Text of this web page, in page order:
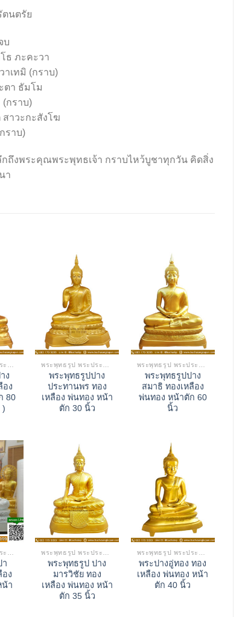
นตรัย
บ
ธ ภะคะวา
เทมิ (กราบ)
ตา ธัมโม
กราบ)
าวะกะสังโฆ
ราบ)
ถึงพระคุณพระพุทธเจ้า กราบไหว้บูชาทุกวัน คิดสิ่ง
า
ง
อง
80
)
พระพุทธรูปปาง
ประทานพร ทอง
เหลือง พ่นทอง หน้า
ตัก 30 นิ้ว
พระพุทธรูปปาง
สมาธิ ทองเหลือง
พ่นทอง หน้าตัก 60
นิ้ว
า
อง
า
พระพุทธรูป ปาง
มารวิชัย ทอง
เหลือง พ่นทอง หน้า
ตัก 35 นิ้ว
พระปางอู่ทอง ทอง
เหลือง พ่นทอง หน้า
ตัก 40 นิ้ว